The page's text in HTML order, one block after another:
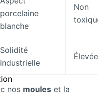
porcelaine
blanche
Non
Solidité
industrielle
Élevée
nos moules et la